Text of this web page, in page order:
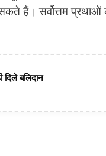
हैं। सर्वोत्तम प्रथाओं
दिले बलिदान